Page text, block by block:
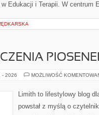
Edukacji i Terapii. W centrum
- 2026 MOŻLIWOŚĆ
Limith to lifestylowy blog
powstał z myślą o